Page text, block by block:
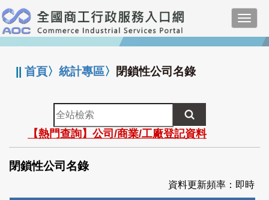
跳
到
主
要
:::
||首頁〉統計專區〉 閉鎖性公司名錄
全
站
檢
索
【熱門查詢】公司/商業/工廠登記資料
閉鎖性公司名錄
資料更新頻率：即時